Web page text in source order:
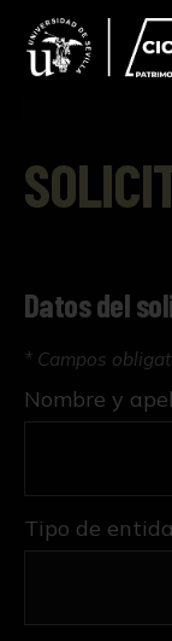
Datos del
* Campos
Tipo de
Nombre y